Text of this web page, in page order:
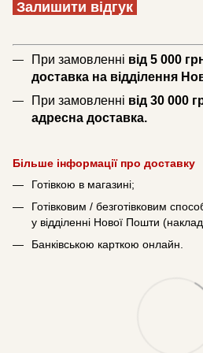
Залишити відгук
При замовленні від 5 000
доставка на відділення
При замовленні від 30 000
адресна доставка.
Більше інформації про доставку
Готівкою в магазині;
Готівковим / безготівковим
у відділенні Нової Пошти
Банківською карткою онлайн.